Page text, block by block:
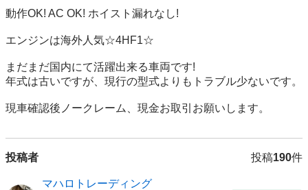
動作OK! AC OK! ホイスト漏れなし!
エンジンは海外人気☆4HF1☆
まだまだ国内にて活躍出来る車両です!
年式は古いですが、現行の型式よりもトラブル少ないです。
現車確認後ノークレーム、現金お取引お願いします。
投稿者 投稿190件
マハロトレーディング